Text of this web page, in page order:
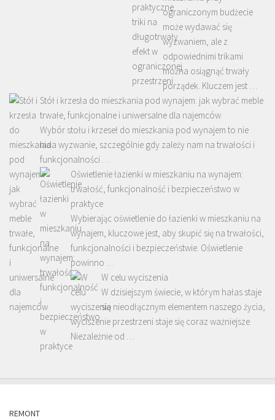
ograniczonym budżecie
może wydawać się
wyzwaniem, ale z
odpowiednimi trikami
można osiągnąć trwały
porządek. Kluczem jest …
Stół i krzesła do mieszkania pod wynajem: jak wybrać meble
trwałe, funkcjonalne i uniwersalne dla najemców
Wybór stołu i krzeseł do mieszkania pod wynajem to nie
lada wyzwanie, szczególnie gdy zależy nam na trwałości i
funkcjonalności …
Oświetlenie łazienki w mieszkaniu na wynajem:
trwałość, funkcjonalność i bezpieczeństwo w
praktyce
Wybierając oświetlenie do łazienki w mieszkaniu na
wynajem, kluczowe jest, aby skupić się na trwałości,
funkcjonalności i bezpieczeństwie. Oświetlenie
powinno …
W celu wyciszenia
W dzisiejszym świecie, w którym hałas staje
się nieodłącznym elementem naszego życia,
wyciszenie przestrzeni staje się coraz ważniejsze.
Niezależnie od …
REMONT